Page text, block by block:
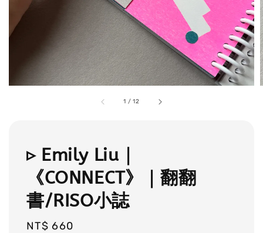
1 /12
▹ Emily Liu｜
《CONNECT》｜翻翻
書/RISO小誌
Regular
NT$ 660